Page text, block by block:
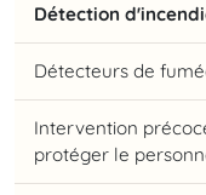
Détection
Détecteurs de
Intervention
protéger le